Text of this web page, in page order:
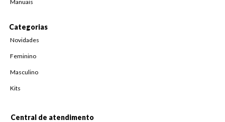
Manuais
Categorias
Novidades
Feminino
Masculino
Kits
Central de atendimento